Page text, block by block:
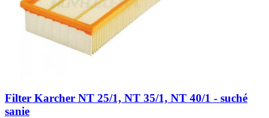
Filter Karcher NT 25/1, NT 35/1, NT 40/1 - suché
sanie